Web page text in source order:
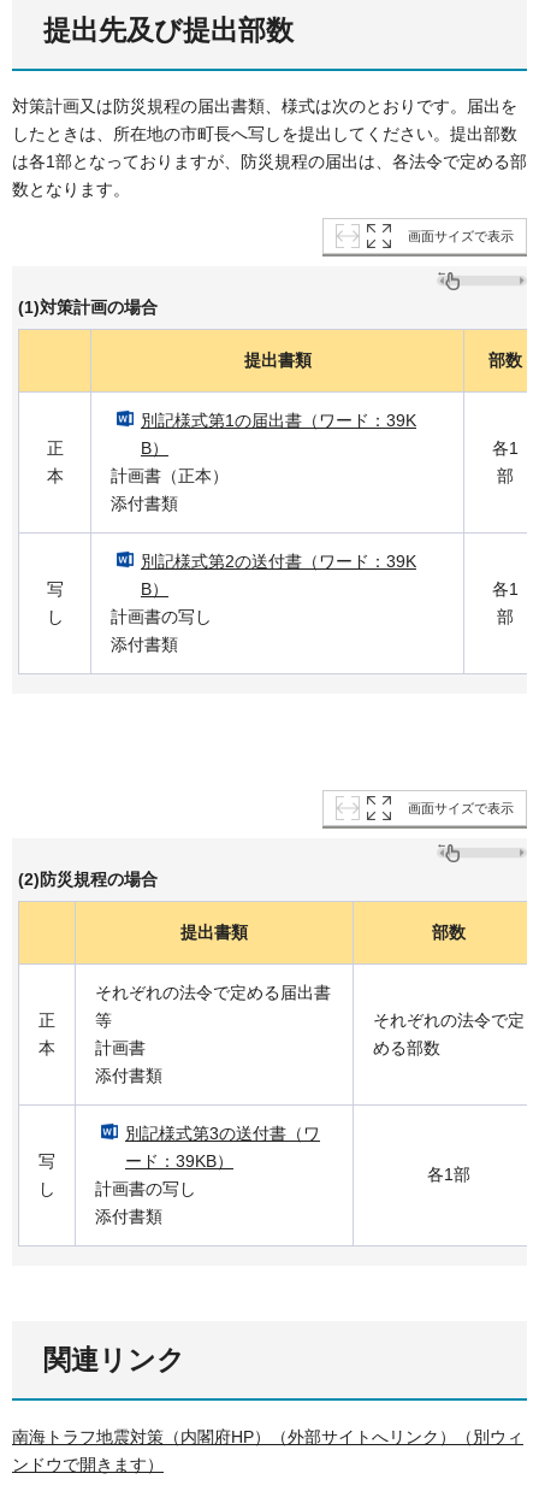
提出先及び提出部数
対策計画又は防災規程の届出書類、様式は次のとおりです。届出を
したときは、所在地の市町長へ写しを提出してください。提出部数
は各1部となっておりますが、防災規程の届出は、各法令で定める部
数となります。
画面サイズで表示
(1)対策計画の場合
提出書類 部数
正
本
別記様式第1の届出書（ワード：39K
B）
計画書（正本）
添付書類
各1
部
写
し
別記様式第2の送付書（ワード：39K
B）
計画書の写し
添付書類
各1
部
画面サイズで表示
(2)防災規程の場合
提出書類 部数
正
本
それぞれの法令で定める届出書
等
計画書
添付書類
それぞれの法令で定
める部数
写
し
別記様式第3の送付書（ワ
ード：39KB）
計画書の写し
添付書類
各1部
関連リンク
南海トラフ地震対策（内閣府HP）（外部サイトへリンク）（別ウィ
ンドウで開きます）